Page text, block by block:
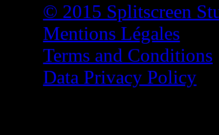
© 2015 Splitscreen
Mentions Légales
Terms and Conditions
Data Privacy Policy